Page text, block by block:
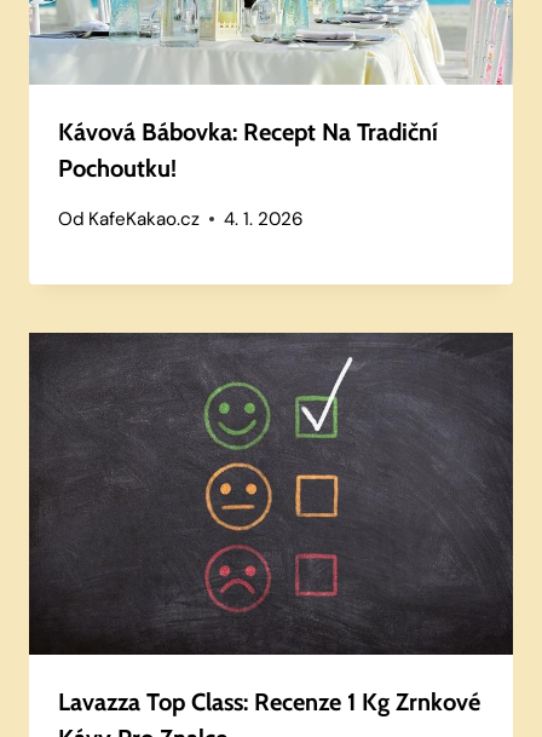
Kávová Bábovka: Recept Na Tradiční
Pochoutku!
Od KafeKakao.cz 4. 1. 2026
Lavazza Top Class: Recenze 1 Kg Zrnkové